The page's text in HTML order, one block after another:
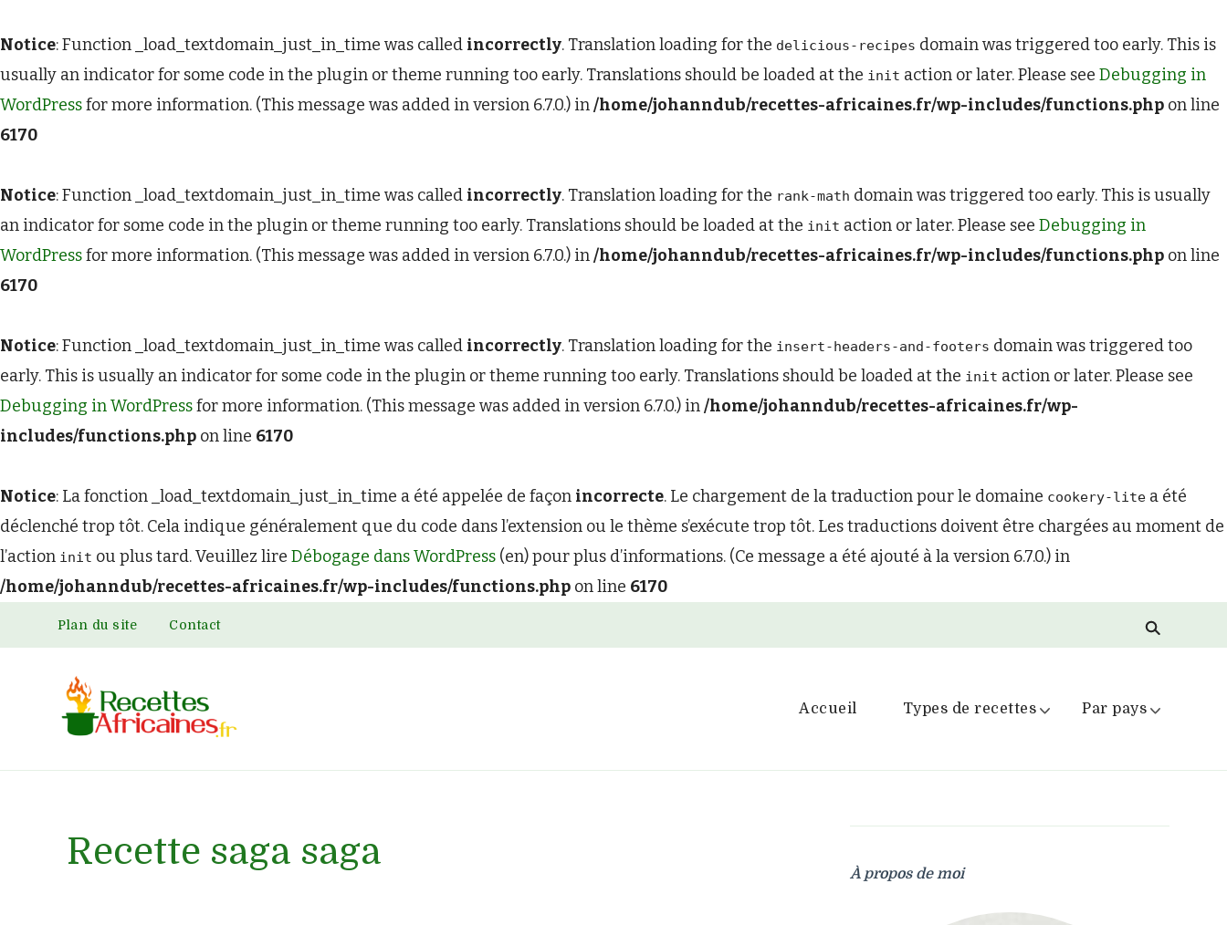
Notice: Function _load_textdomain_just_in_time was called incorrectly. Translation loading for the delicious-recipes domain was triggered too early. This is
usually an indicator for some code in the plugin or theme running too early. Translations should be loaded at the init action or later. Please see Debugging in
WordPressfor more information. (This message was added in version 6.7.0.) in/home/johanndub/recettes-africaines.fr/wp-includes/functions.php on line
6170
Notice: Function _load_textdomain_just_in_time was called incorrectly. Translation loading for the rank-math domain was triggered too early. This is usually
an indicator for some code in the plugin or theme running too early. Translations should be loaded at the init action or later. Please see Debugging in
WordPressfor more information. (This message was added in version 6.7.0.) in/home/johanndub/recettes-africaines.fr/wp-includes/functions.php on line
6170
Notice: Function _load_textdomain_just_in_time was called incorrectly. Translation loading for the insert-headers-and-footers domain was triggered too
early. This is usually an indicator for some code in the plugin or theme running too early. Translations should be loaded at the init action or later. Please see
Debugging in WordPressfor more information. (This message was added in version 6.7.0.) in/home/johanndub/recettes-africaines.fr/wp-
includes/functions.php on line 6170
Notice: La fonction _load_textdomain_just_in_time a été appelée de façon incorrecte. Le chargement de la traduction pour le domaine cookery-lite a été
déclenché trop tôt. Cela indique généralement que du code dans l’extension ou le thème s’exécute trop tôt. Les traductions doivent être chargées au moment de
l’action init ou plus tard. Veuillez lire Débogage dans WordPress (en) pour plus d’informations. (Ce message a été ajouté à la version 6.7.0.) in
/home/johanndub/recettes-africaines.fr/wp-includes/functions.php on line 6170
Plan du site Contact
Accueil Types de recettes Par pays
Recette saga saga
À propos de moi